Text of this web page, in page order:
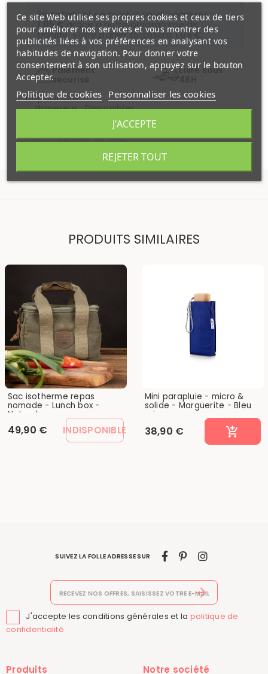
En achetant ce produit vous gagnerez
1,05 €grâce à notre programme de
fidélité. Votre panier totalisera1,05 €
Paiement
securisé
Livré sous
Disponibilité
Wimereux:Disponibles
Votre commande sera expédiée
Samedi 08 aout
PRODUITS SIMILAIRES
Sac isotherme repas
nomade - Lunch box -
Naturel
49,90 € INDISPONIBLE
Mini parapluie - micro &
solide - Marguerite - Bleu
roi
38,90 €
J'accepte les conditions générales et la politique de
confidentialité
SUIVEZ LA FOLLE ADRESSE SUR
Produits Notre société
Ce site Web utilise ses propres cookies et ceux de tiers
pour améliorer nos services et vous montrer des
publicités liées à vos préférences en analysant vos
habitudes de navigation. Pour donner votre
consentement à son utilisation, appuyez sur le bouton
Accepter.
Politique de cookies Personnaliser les cookies
REJETER TOUT
J'ACCEPTE